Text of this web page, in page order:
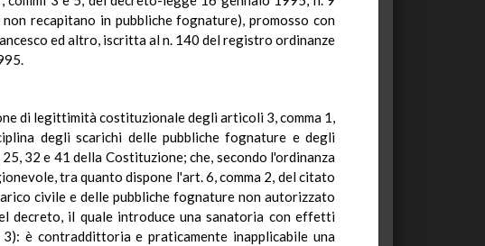
recapitano in pubbliche fognature), promosso con
ed altro, iscritta al n. 140 del registro ordinanze
di legittimità costituzionale degli articoli 3, comma 1,
degli scarichi delle pubbliche fognature e degli
32 e 41 della Costituzione; che, secondo l'ordinanza
tra quanto dispone l'art. 6, comma 2, del citato
civile e delle pubbliche fognature non autorizzato
decreto, il quale introduce una sanatoria con effetti
è contraddittoria e praticamente inapplicabile una